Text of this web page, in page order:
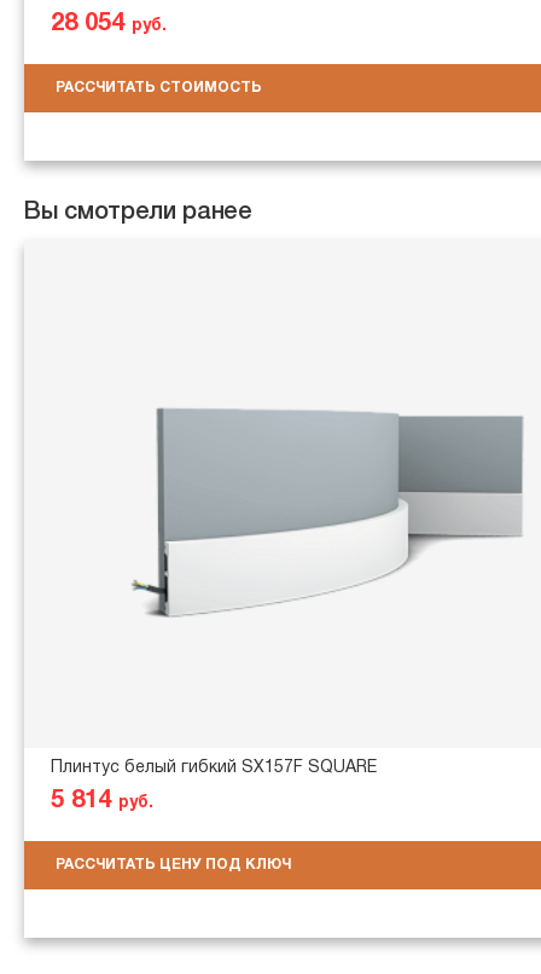
28 054 руб.
РАССЧИТАТЬ СТОИМОСТЬ
Вы смотрели ранее
Плинтус белый гибкий SX157F SQUARE
5 814 руб.
РАССЧИТАТЬ ЦЕНУ ПОД КЛЮЧ